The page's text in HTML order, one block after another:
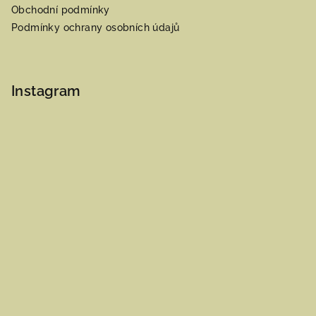
Obchodní podmínky
Podmínky ochrany osobních údajů
Instagram